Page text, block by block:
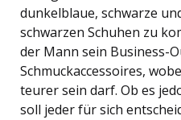
dunkelblaue, schwarze
schwarzen Schuhen zu
der Mann sein Business-
Schmuckaccessoires,
teurer sein darf. Ob es
soll jeder für sich